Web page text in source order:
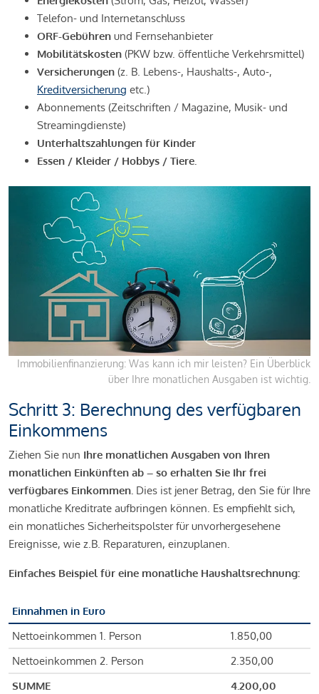
Telefon- und Internetanschluss
ORF-Gebühren und Fernsehanbieter
Mobilitätskosten (PKW bzw. öffentliche Verkehrsmittel)
Versicherungen (z. B. Lebens-, Haushalts-, Auto-,
Kreditversicherung etc.)
Abonnements (Zeitschriften / Magazine, Musik- und
Streamingdienste)
Unterhaltszahlungen für Kinder
Essen / Kleider / Hobbys / Tiere.
Immobilienfinanzierung: Was kann ich mir leisten? Ein Überblick
über Ihre monatlichen Ausgaben ist wichtig.
Schritt 3: Berechnung des verfügbaren
Einkommens
Ziehen Sie nun Ihre monatlichen Ausgaben von Ihren
monatlichen Einkünften ab – so erhalten Sie Ihr frei
verfügbares Einkommen. Dies ist jener Betrag, den Sie für Ihre
monatliche Kreditrate aufbringen können. Es empfiehlt sich,
ein monatliches Sicherheitspolster für unvorhergesehene
Ereignisse, wie z.B. Reparaturen, einzuplanen.
Einfaches Beispiel für eine monatliche Haushaltsrechnung:
Einnahmen in Euro
Nettoeinkommen 1. Person
1.850,00
Nettoeinkommen 2. Person
2.350,00
SUMME
4.200,00